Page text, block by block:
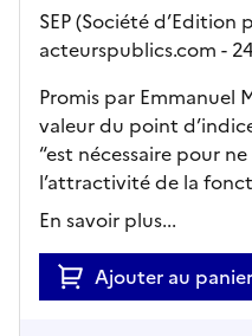
SEP (Société d’Edition
acteurspublics.com -
Promis par Emmanuel
valeur du point
“est nécessaire pour
l’attractivité de la
En savoir plus...
Ajouter au panier